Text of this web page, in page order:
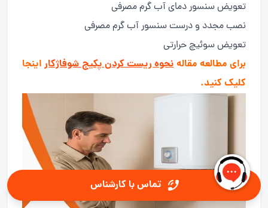
تعویض سنسور دمای آب گرم مصرفی
نصب مجدد و درست سنسور آب گرم مصرفی
تعویض سوئیچ حرارتی
برای مطالعه مقالهنحوه ریست کردن پکیج شوفاژکاراینجا
کلیک کنید.
تماس با کارشناس